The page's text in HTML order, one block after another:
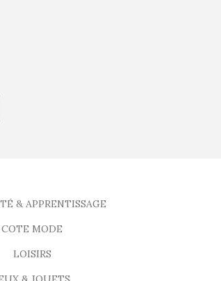
& APPRENTISSAGE
COTE MODE
LOISIRS